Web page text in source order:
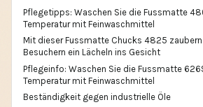
Pflegetipps: Waschen Sie die Fussmatte
Temperatur mit Feinwaschmittel
Mit dieser Fussmatte Chucks 4825 zaubern
Besuchern ein Lächeln ins Gesicht
Pflegeinfo: Waschen Sie die Fussmatte
Temperatur mit Feinwaschmittel
Beständigkeit gegen industrielle Öle